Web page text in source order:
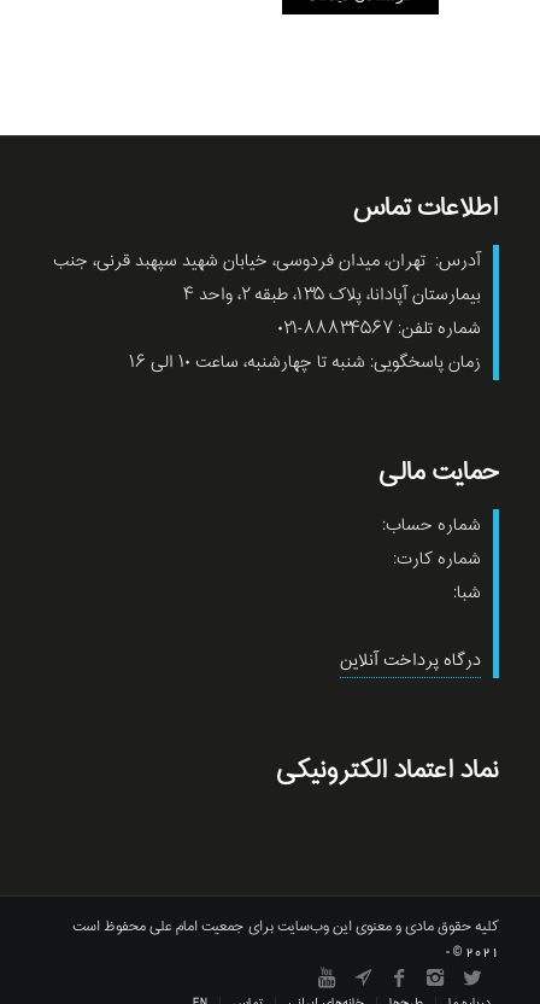
اطلاعات تماس
آدرس: تهران، میدان فردوسی، خیابان شهید سپهبد قرنی، جنب
بیمارستان آپادانا، پلاک ۱۳۵، طبقه ۲، واحد ۴
شماره تلفن: ۸۸۸۳۴۵۶۷-۰۲۱
زمان پاسخگویی: شنبه تا چهارشنبه، ساعت ۱۰ الی ۱۶
حمایت مالی
شماره حساب:
شماره کارت:
شبا:
درگاه پرداخت آنلاین
نماد اعتماد الکترونیکی
کلیه حقوق مادی و معنوی این وب‌سایت برای جمعیت امام علی محفوظ است
2021 © -